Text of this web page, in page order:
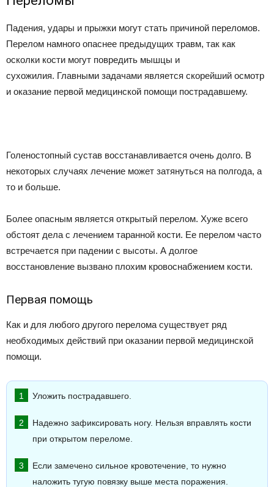
Падения, удары и прыжки могут стать причиной переломов.
Перелом намного опаснее предыдущих травм, так как
осколки кости могут повредить мышцы и
сухожилия. Главными задачами является скорейший осмотр
и оказание первой медицинской помощи пострадавшему.
Голеностопный сустав восстанавливается очень долго. В
некоторых случаях лечение может затянуться на полгода, а
то и больше.
Более опасным является открытый перелом. Хуже всего
обстоят дела с лечением таранной кости. Ее перелом часто
встречается при падении с высоты. А долгое
восстановление вызвано плохим кровоснабжением кости.
Первая помощь
Как и для любого другого перелома существует ряд
необходимых действий при оказании первой медицинской
помощи.
Уложить пострадавшего.
Надежно зафиксировать ногу. Нельзя вправлять кости
при открытом переломе.
Если замечено сильное кровотечение, то нужно
наложить тугую повязку выше места поражения.